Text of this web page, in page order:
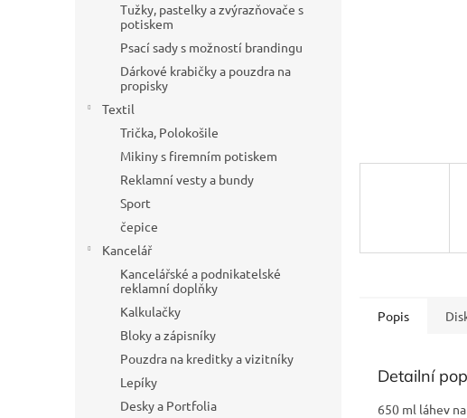
Tužky, pastelky a zvýrazňovače s
potiskem
Psací sady s možností brandingu
Dárkové krabičky a pouzdra na
propisky
Textil
Trička, Polokošile
Mikiny s firemním potiskem
Reklamní vesty a bundy
Sport
čepice
Kancelář
Kancelářské a podnikatelské
reklamní doplňky
Kalkulačky
Bloky a zápisníky
Pouzdra na kreditky a vizitníky
Lepíky
Desky a Portfolia
Popis
Detailní
650 ml láhev